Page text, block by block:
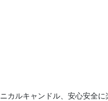
カルキャンドル、安心安全